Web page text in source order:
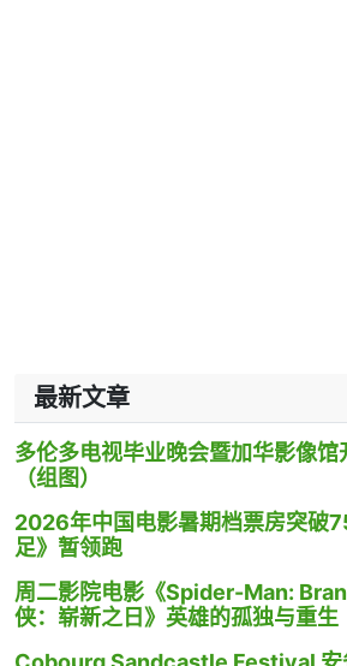
最新文章
多伦多电视毕业晚会暨加华影像
（组图）
2026年中国电影暑期档票房突破
足》暂领跑
周二影院电影《Spider-Man:
侠：崭新之日》英雄的孤独与重生